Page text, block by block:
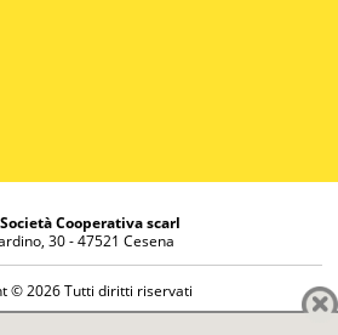
Cooperativa scarl
30 - 47521 Cesena
© 2026 Tutti diritti riservati